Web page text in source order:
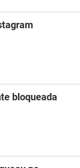
bloqueada